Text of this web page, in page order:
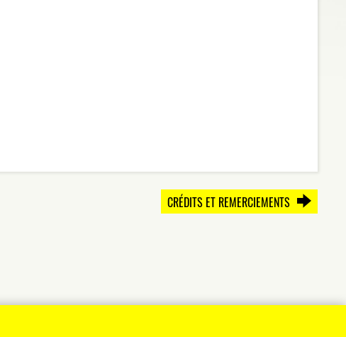
CRÉDITS ET REMERCIEMENTS